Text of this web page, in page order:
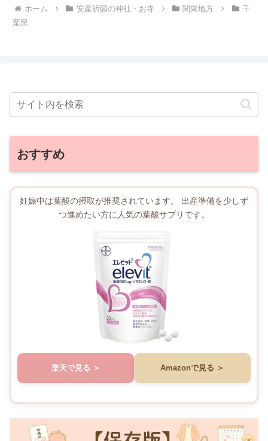
ホーム 安産祈願の神社・お寺 関東地方
千
葉県
おすすめ
妊娠中は葉酸の摂取が推奨されています。 出産準備を少しず
つ進めたい方に人気の葉酸サプリです。
楽天で見る Amazonで見る